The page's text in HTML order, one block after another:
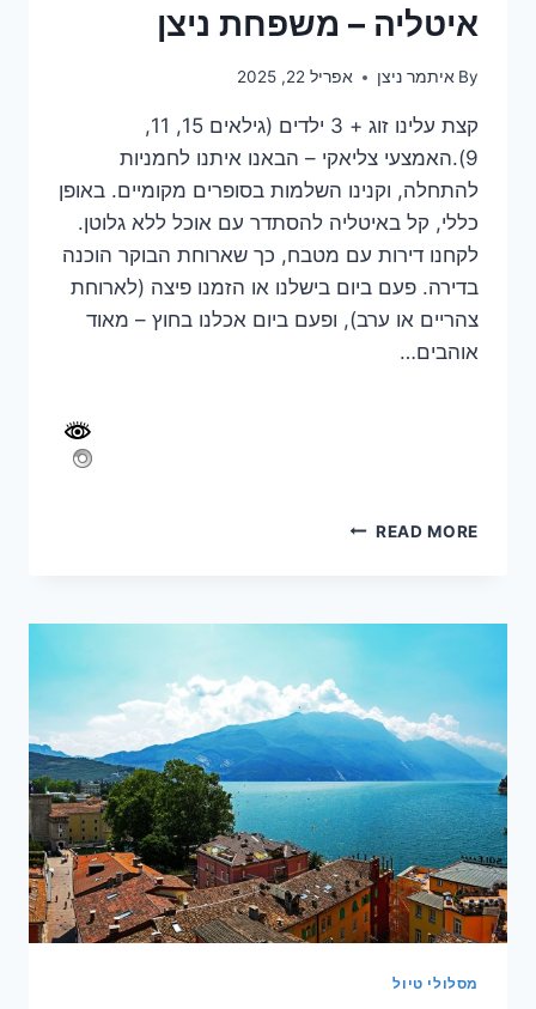
איטליה – משפחת ניצן
By איתמר ניצן אפריל 22, 2025
קצת עלינו זוג + 3 ילדים (גילאים 15, 11,
9).האמצעי צליאקי – הבאנו איתנו לחמניות
להתחלה, וקנינו השלמות בסופרים מקומיים. באופן
כללי, קל באיטליה להסתדר עם אוכל ללא גלוטן.
לקחנו דירות עם מטבח, כך שארוחת הבוקר הוכנה
בדירה. פעם ביום בישלנו או הזמנו פיצה (לארוחת
צהריים או ערב), ופעם ביום אכלנו בחוץ – מאוד
אוהבים…
READ MOREטיול
איטליה
משפחת
ניצן
מסלולי טיול